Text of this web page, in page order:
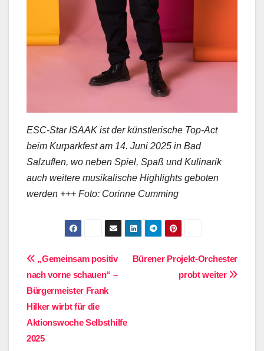
ESC-Star ISAAK ist der künstlerische Top-Act
beim Kurparkfest am 14. Juni 2025 in Bad
Salzuflen, wo neben Spiel, Spaß und Kulinarik
auch weitere musikalische Highlights geboten
werden +++ Foto: Corinne Cumming
Beitragsnavigation
Bürener Projekt-Orchester
probt weiter
„Gemeinsam positiv
nach vorne schauen“ –
Bürgermeister Frank
Hilker wirbt für die
Aktionswoche Selbsthilfe
2025